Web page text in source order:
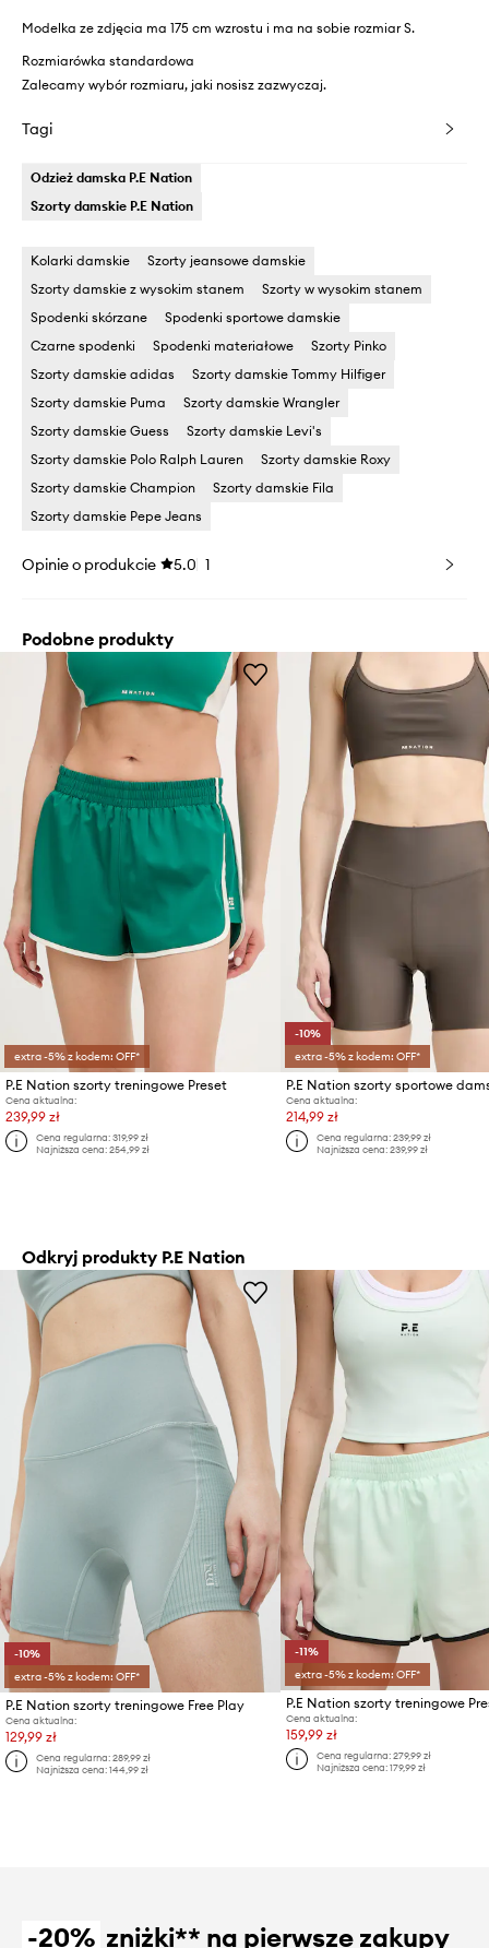
Modelka ze zdjęcia ma 175 cm wzrostu i ma na sobie rozmiar S.
Rozmiarówka standardowa
Zalecamy wybór rozmiaru, jaki nosisz zazwyczaj.
Tagi
Odzież damska P.E Nation
Szorty damskie P.E Nation
Kolarki damskie
Szorty jeansowe damskie
Szorty damskie z wysokim stanem
Szorty w wysokim stanem
Spodenki skórzane
Spodenki sportowe damskie
Czarne spodenki
Spodenki materiałowe
Szorty Pinko
Szorty damskie adidas
Szorty damskie Tommy Hilfiger
Szorty damskie Puma
Szorty damskie Wrangler
Szorty damskie Guess
Szorty damskie Levi's
Szorty damskie Polo Ralph Lauren
Szorty damskie Roxy
Szorty damskie Champion
Szorty damskie Fila
Szorty damskie Pepe Jeans
Opinie o produkcie 5.0 1
Podobne produkty
extra -5% z kodem: OFF*
P.E Nation szorty treningowe Preset
Cena aktualna:
239,99 zł
Cena regularna:319,99 zł
Najniższa cena:254,99 zł
-10%
extra -5% z kodem: OFF*
Cena aktualna:
214,99 zł
Cena regularna:239,99 zł
Najniższa cena:239,99 zł
Odkryj produkty P.E Nation
-10%
extra -5% z kodem: OFF*
P.E Nation szorty treningowe Free Play
Cena aktualna:
129,99 zł
Cena regularna:289,99 zł
Najniższa cena:144,99 zł
-11%
extra -5% z kodem: OFF*
P.E Nation szorty treningowe
Cena aktualna:
159,99 zł
Cena regularna:279,99 zł
Najniższa cena:179,99 zł
-20% zniżki** na pierwsze zakupy